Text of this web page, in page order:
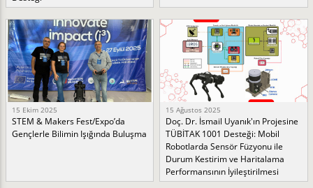
15 Ekim 2025
STEM & Makers Fest/Expo’da
Gençlerle Bilimin Işığında Buluşma
15 Ağustos 2025
Doç. Dr. İsmail Uyanık'ın Projesine
TÜBİTAK 1001 Desteği: Mobil
Robotlarda Sensör Füzyonu ile
Durum Kestirim ve Haritalama
Performansının İyileştirilmesi